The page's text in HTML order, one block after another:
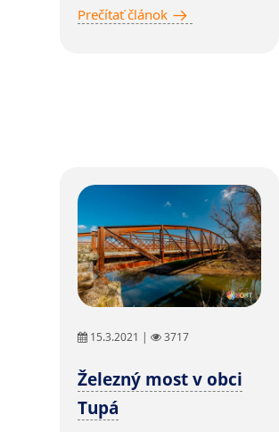
Prečítať článok
15.3.2021 | 3717
Železný most v obci
Tupá